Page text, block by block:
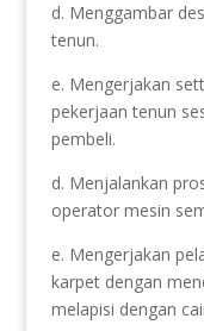
d. Menggambar
tenun.
e. Mengerjakan
pekerjaan tenun
pembeli.
d. Menjalankan
operator mesin
e. Mengerjakan
karpet dengan
melapisi dengan